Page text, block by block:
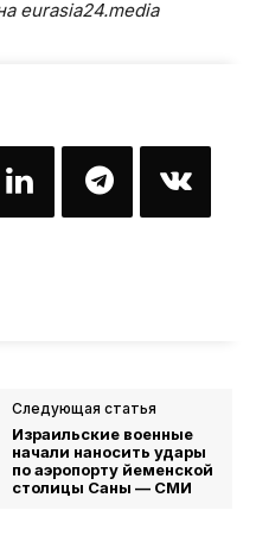
eurasia24.media
Следующая статья
Израильские военные
начали наносить удары
по аэропорту йеменской
столицы Саны — СМИ